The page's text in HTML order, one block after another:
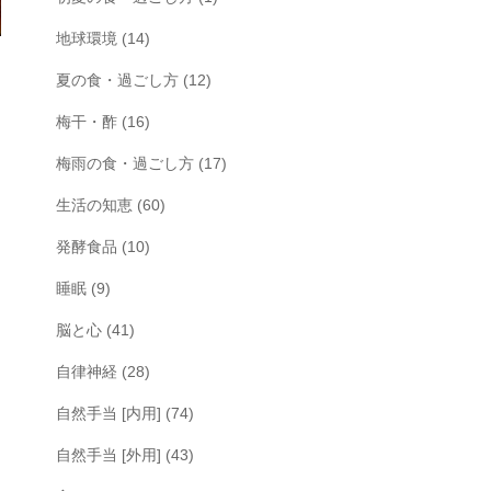
地球環境 (14)
夏の食・過ごし方 (12)
梅干・酢 (16)
梅雨の食・過ごし方 (17)
生活の知恵 (60)
発酵食品 (10)
睡眠 (9)
脳と心 (41)
自律神経 (28)
自然手当 [内用] (74)
自然手当 [外用] (43)